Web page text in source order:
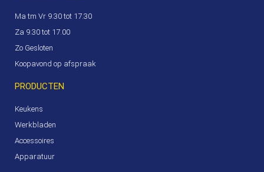
Ma tm Vr 9.30 tot 17.30
Za 9.30 tot 17.00
Zo Gesloten
Koopavond op afspraak
PRODUCTEN
Keukens
Werkbladen
Accessoires
Apparatuur